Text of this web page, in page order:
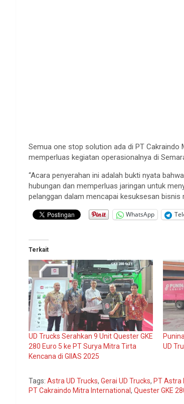
Semua one stop solution ada di PT Cakraindo
memperluas kegiatan operasionalnya di
“Acara penyerahan ini adalah bukti nyata
hubungan dan memperluas jaringan untuk
pelanggan dalam mencapai kesuksesan bisnis
WhatsApp
Terkait
UD Trucks Serahkan 9 Unit Quester GKE
280 Euro 5 ke PT Surya Mitra Tirta
Kencana di GIIAS 2025
UD
Tags: Astra UD Trucks, Gerai UD Trucks, PT Astra
PT Cakraindo Mitra International , Quester GKE